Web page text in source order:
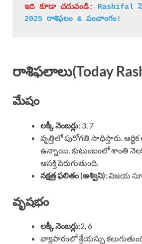
ఇది కూడా చదువండి:
Rashifal
2025 రాశిఫలం & పంచాంగం!
రాశిఫలాలు(Today
మేషం
లక్కీ నెంబర్లు: 3, 7
వృత్తిలో పురోగతి సాధిస్తారు.
ఉన్నాయి. కుటుంబంలో శాంతి
ఆసక్తి పెరుగుతుంది.
నక్షత్ర ఫలితం (అశ్విని):విజయ
వృషభం
లక్కీ నెంబర్లు:2, 6
వ్యాపారంలో శ్రేయస్సు